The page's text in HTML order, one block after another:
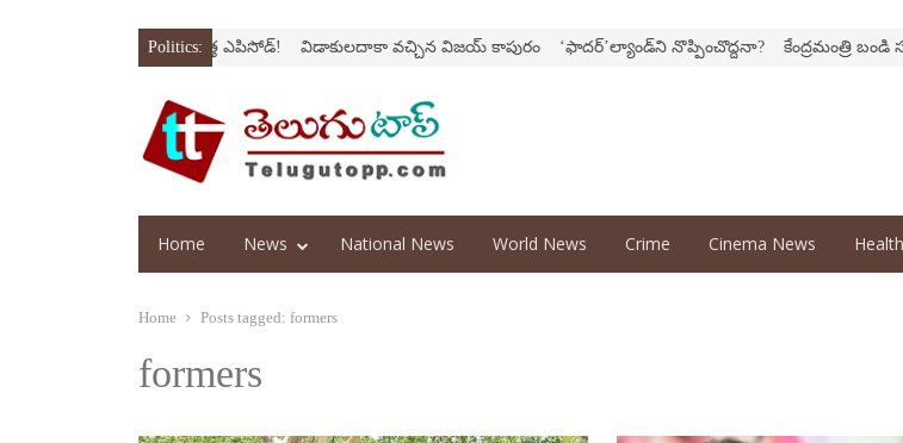
Politics:
‘అర‌వ’ సిరీస్‌లో కొత్త ఎపిసోడ్‌! విడాకులదాకా వచ్చిన విజయ్‌ కాపురం ‘ఫాదర్‌’ల్యాండ్‌ని నొప్పించొద్దనా? కేంద్ర‌మంత్రి బండి
Home News National News World News Crime Cinema News Health
Home Posts tagged: formers
formers